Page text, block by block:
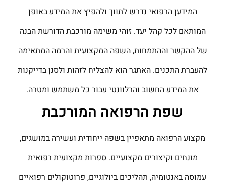
המידען הרפואי נדרש לתווך ולהפיץ את המידע באופן
המותאם לכל קהל יעד. זוהי משימה מורכבת הדורשת הבנה
של ההקשר וההתמחות, השפה המקצועית והרמה המתאימה
להעברת התכנים. האתגר הוא להצליח לזהות ולסנן בדייקנות
את המידע החשוב והרלוונטי עבור כל משתמש ומטרה.
שפת הרפואה המורכבת
מקצוע הרפואה מתאפיין בשפה ייחודית ועשירה במושגים,
מונחים וקיצורים מקצועיים. ספרות מקצועית רפואית
עמוסה באנטומיה, תהליכים ביולוגיים, פרוטוקולים רפואיים